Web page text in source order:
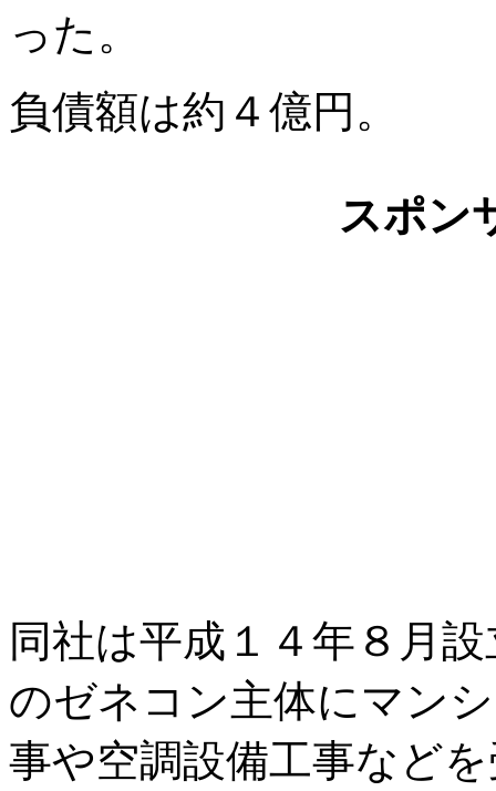
った。
負債額は約４億円。
スポン
同社は平成１４年８月
のゼネコン主体にマン
事や空調設備工事など